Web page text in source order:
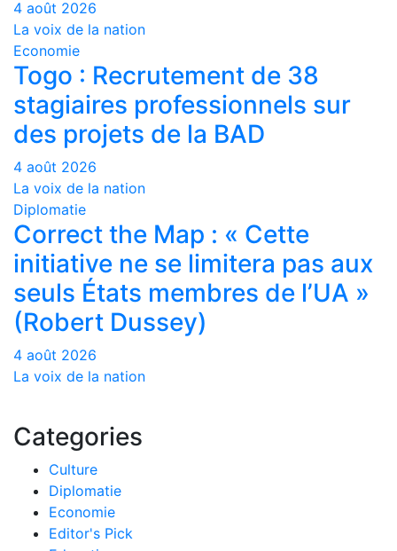
4 août 2026
La voix de la nation
Economie
Togo : Recrutement de 38
stagiaires professionnels sur
des projets de la BAD
4 août 2026
La voix de la nation
Diplomatie
Correct the Map : « Cette
initiative ne se limitera pas aux
seuls États membres de l’UA »
(Robert Dussey)
4 août 2026
La voix de la nation
Categories
Culture
Diplomatie
Economie
Editor's Pick